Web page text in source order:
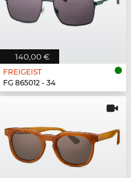
140,00 €
FREIGEIST
FG 865012 - 34